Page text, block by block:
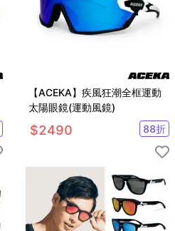
【ACEKA】疾風狂潮全框運動
太陽眼鏡(運動風鏡)
$2490 88折